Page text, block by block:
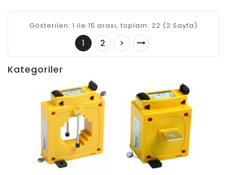
Gösterilen: 1 ile 15 arası, toplam: 22 (2 Sayfa)
1 2 >
Kategoriler